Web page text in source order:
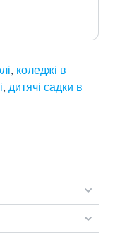
, коледжі в
, дитячі садки в